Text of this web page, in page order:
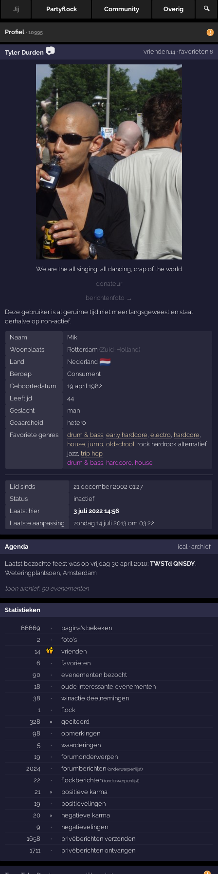
Jij Partyflock Community Overig 🔍
Profiel · 10995
Tyler Durden 📷 vrienden,14· favorieten,6
We are the all singing, all dancing, crap of the world
donateur
berichtenfoto →
Deze gebruiker is al geruime tijd niet meer langsgeweest en staat
derhalve op non-actief.
Naam
Mik
Woonplaats
Rotterdam (Zuid-Holland)
Land
Nederland 🇳🇱
Beroep
Consument
Geboortedatum
19 april 1982
Leeftijd
44
Geslacht
man
Geaardheid
hetero
Favoriete genres
drum & bass, early hardcore, electro, hardcore,
house, jump, oldschool, rock hardrock alternatief
jazz, trip hop
drum & bass, hardcore, house
Lid sinds
21 december 2002 01:27
Status
inactief
Laatst hier
3 juli 2022 14:56
Laatste aanpassing
zondag 14 juli 2013 om 03:22
Agenda ical· archief
Laatst bezochte feest was op vrijdag 30 april 2010:TWSTd QNSDY
Weteringplantsoen ,Amsterdam
toon archief, 90 evenementen
Statistieken
66669 ·
pagina's bekeken
2
·
foto's
14
vrienden
6
·
favorieten
90
·
evenementen bezocht
18
·
oude interessante evenementen
38
·
winactie deelnemingen
1
·
flock
328
×
geciteerd
98
·
opmerkingen
5
·
waarderingen
19
·
forumonderwerpen
2024
· forumberichten(onderwerpenlijst)
22 · flockberichten(onderwerpenlijst)
21 ×
positieve karma
19
·
positievelingen
20
×
negatieve karma
9
·
negatievelingen
1658
·
privéberichten verzonden
1711
· privéberichten ontvangen